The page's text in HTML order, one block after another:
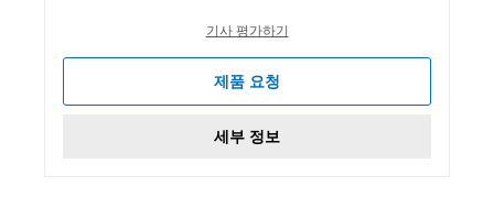
기사 평가하기
제품 요청
세부 정보